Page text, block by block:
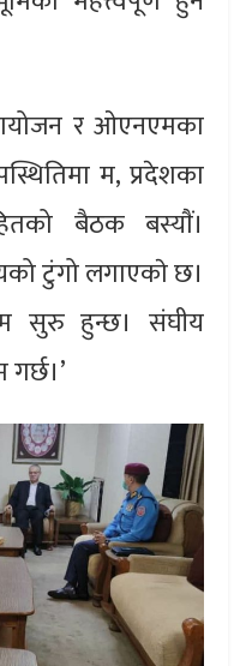
र ओएनएमका
म, प्रदेशका
बैठक बस्याैं।
टुंगो लगाएकाे छ।
सुरु हुन्छ। संघीय